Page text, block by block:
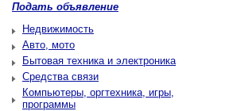
Подать объявление
Недвижимость
Авто, мото
Бытовая техника и электроника
Средства связи
Компьютеры, оргтехника, игры,
программы